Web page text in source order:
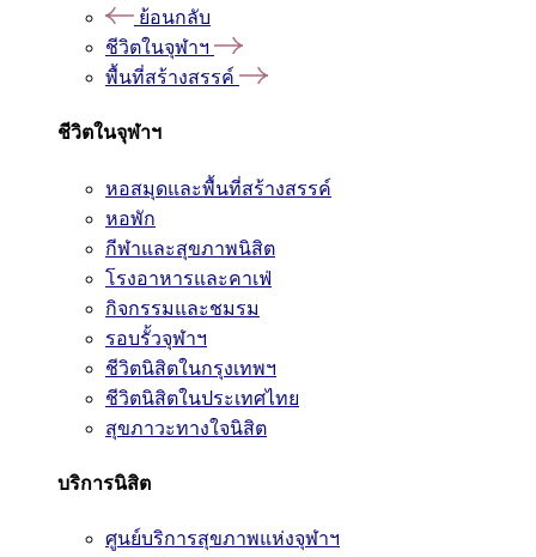
ย้อนกลับ
ชีวิตในจุฬาฯ
พื้นที่สร้างสรรค์
ชีวิตในจุฬาฯ
หอสมุดและพื้นที่สร้างสรรค์
หอพัก
กีฬาและสุขภาพนิสิต
โรงอาหารและคาเฟ่
กิจกรรมและชมรม
รอบรั้วจุฬาฯ
ชีวิตนิสิตในกรุงเทพฯ
ชีวิตนิสิตในประเทศไทย
สุขภาวะทางใจนิสิต
บริการนิสิต
ศูนย์บริการสุขภาพแห่งจุฬาฯ